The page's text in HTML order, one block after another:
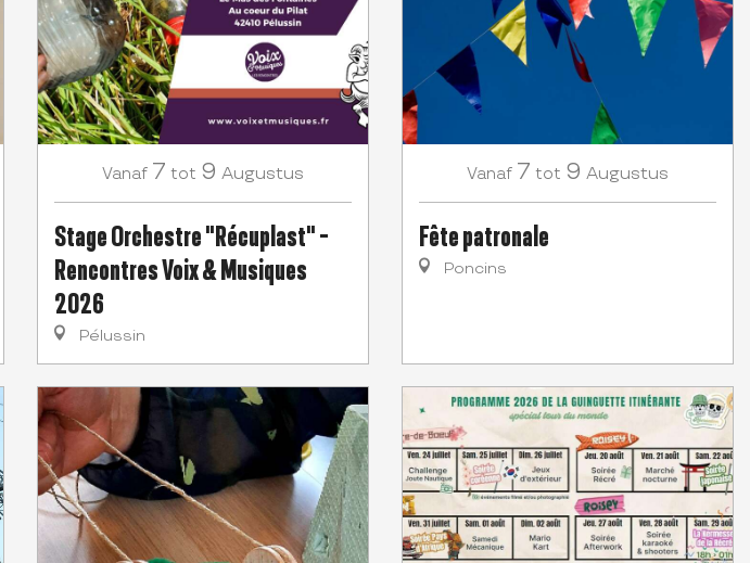
Vanaf 7 tot 9 Augustus
Stage Orchestre "Récuplast" -
Rencontres Voix & Musiques
2026
Pélussin
Vanaf 7 tot 9 Augustus
Fête patronale
Poncins